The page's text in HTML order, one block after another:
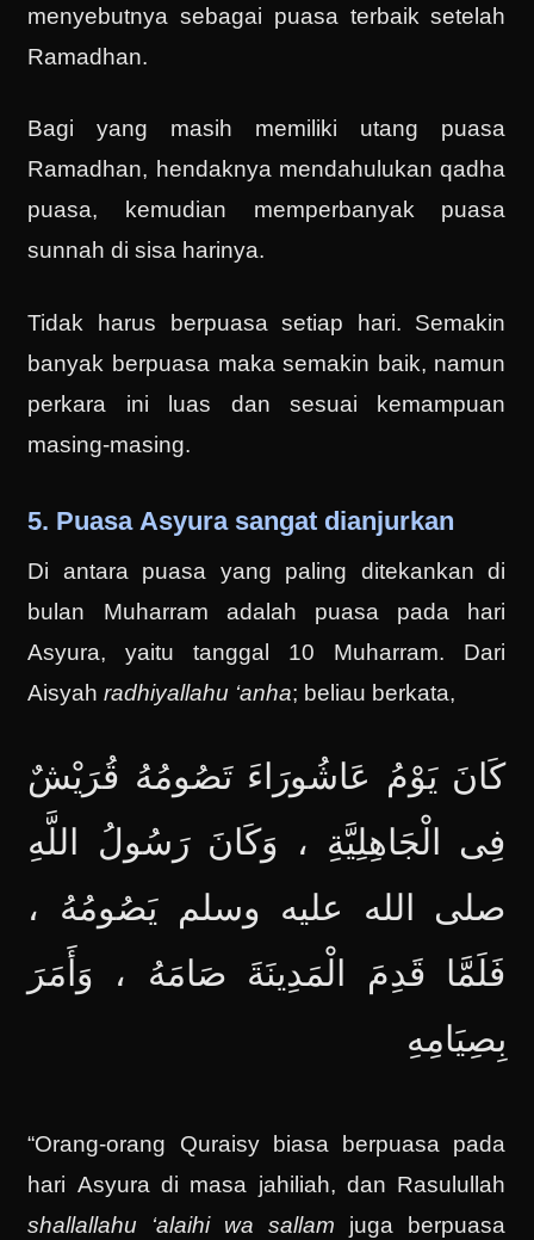
menyebutnya sebagai puasa terbaik setelah
Ramadhan.
Bagi yang masih memiliki utang puasa
Ramadhan, hendaknya mendahulukan qadha
puasa, kemudian memperbanyak puasa
sunnah di sisa harinya.
Tidak harus berpuasa setiap hari. Semakin
banyak berpuasa maka semakin baik, namun
perkara ini luas dan sesuai kemampuan
masing-masing.
5. Puasa Asyura sangat dianjurkan
Di antara puasa yang paling ditekankan di
bulan Muharram adalah puasa pada hari
Asyura, yaitu tanggal 10 Muharram. Dari
Aisyahradhiyallahu ‘anha; beliau berkata,
كَانَ يَوْمُ عَاشُورَاءَ تَصُومُهُ قُرَيْشٌ
فِى الْجَاهِلِيَّةِ ، وَكَانَ رَسُولُ اللَّهِ
صلى الله عليه وسلم يَصُومُهُ ،
فَلَمَّا قَدِمَ الْمَدِينَةَ صَامَهُ ، وَأَمَرَ
بِصِيَامِهِ
“Orang-orang Quraisy biasa berpuasa pada
hari Asyura di masa jahiliah, dan Rasulullah
shallallahu ‘alaihi wa sallam juga berpuasa